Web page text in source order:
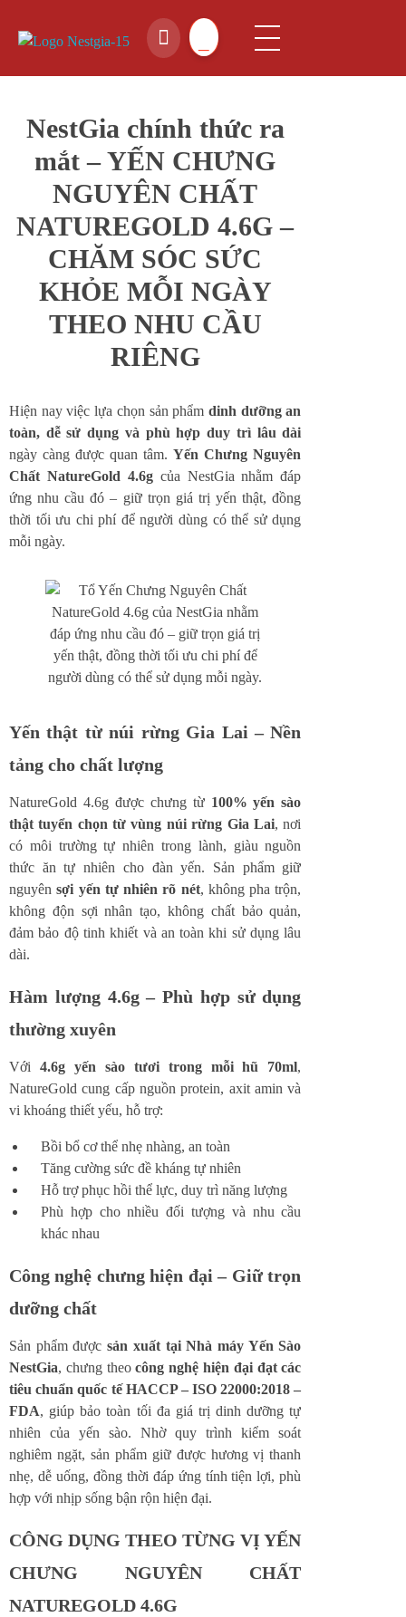
NestGia chính thức ra
mắt – YẾN CHƯNG
NGUYÊN CHẤT
NATUREGOLD 4.6G –
CHĂM SÓC SỨC
KHỎE MỖI NGÀY
THEO NHU CẦU
RIÊNG
Hiện nay việc lựa chọn sản phẩm dinh dưỡng an
toàn, dễ sử dụng và phù hợp duy trì lâu dài
ngày càng được quan tâm.Yến Chưng Nguyên
Chất NatureGold 4.6g của NestGia nhằm đáp
ứng nhu cầu đó – giữ trọn giá trị yến thật, đồng
thời tối ưu chi phí để người dùng có thể sử dụng
mỗi ngày.
Yến thật từ núi rừng Gia Lai – Nền
tảng cho chất lượng
NatureGold 4.6g được chưng từ 100% yến sào
thật tuyển chọn từ vùng núi rừng Gia Lai, nơi
có môi trường tự nhiên trong lành, giàu nguồn
thức ăn tự nhiên cho đàn yến. Sản phẩm giữ
nguyênsợi yến tự nhiên rõ nét, không pha trộn,
không độn sợi nhân tạo, không chất bảo quản,
đảm bảo độ tinh khiết và an toàn khi sử dụng lâu
dài.
Hàm lượng 4.6g – Phù hợp sử dụng
thường xuyên
Với 4.6g yến sào tươi trong mỗi hũ 70ml,
NatureGold cung cấp nguồn protein, axit amin và
vi khoáng thiết yếu, hỗ trợ:
Bồi bổ cơ thể nhẹ nhàng, an toàn
Tăng cường sức đề kháng tự nhiên
Hỗ trợ phục hồi thể lực, duy trì năng lượng
Phù hợp cho nhiều đối tượng và nhu cầu
khác nhau
Công nghệ chưng hiện đại – Giữ trọn
dưỡng chất
Sản phẩm đượcsản xuất tại Nhà máy Yến Sào
NestGia, chưng theocông nghệ hiện đại đạt các
tiêu chuẩn quốc tế HACCP – ISO 22000:2018 –
FDA, giúp bảo toàn tối đa giá trị dinh dưỡng tự
nhiên của yến sào. Nhờ quy trình kiểm soát
nghiêm ngặt, sản phẩm giữ được hương vị thanh
nhẹ, dễ uống, đồng thời đáp ứng tính tiện lợi, phù
hợp với nhịp sống bận rộn hiện đại.
CÔNG DỤNG THEO TỪNG VỊ YẾN
CHƯNG NGUYÊN CHẤT
NATUREGOLD 4.6G